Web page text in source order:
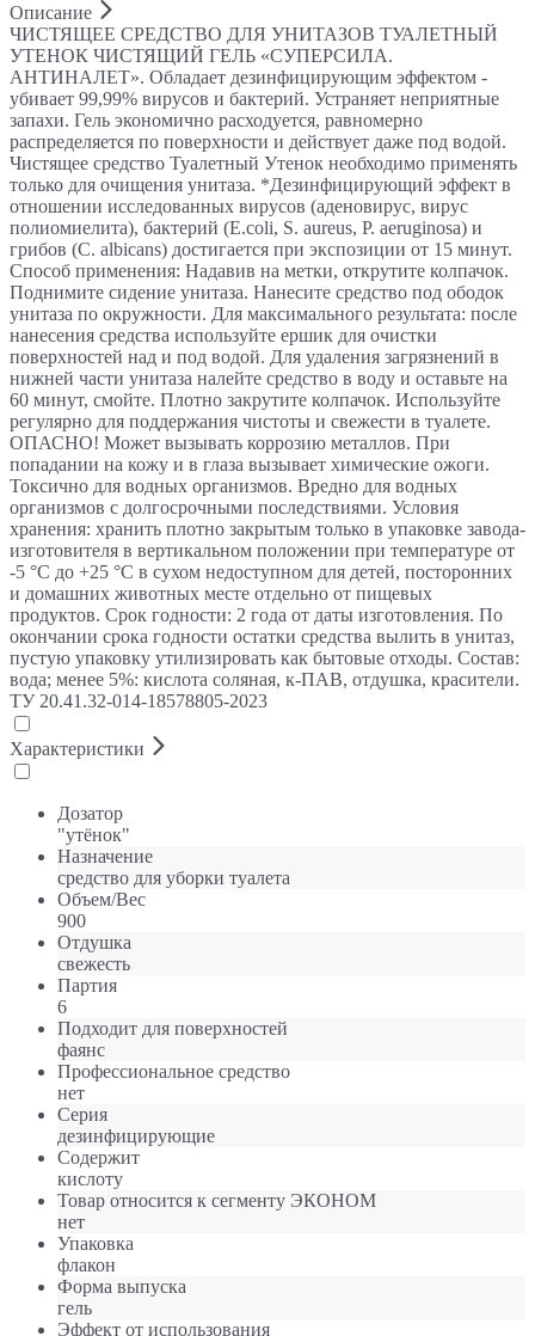
Описание
ЧИСТЯЩЕЕ СРЕДСТВО ДЛЯ УНИТАЗОВ ТУАЛЕТНЫЙ
УТЕНОК ЧИСТЯЩИЙ ГЕЛЬ «СУПЕРСИЛА.
АНТИНАЛЕТ». Обладает дезинфицирующим эффектом -
убивает 99,99% вирусов и бактерий. Устраняет неприятные
запахи. Гель экономично расходуется, равномерно
распределяется по поверхности и действует даже под водой.
Чистящее средство Туалетный Утенок необходимо применять
только для очищения унитаза. *Дезинфицирующий эффект в
отношении исследованных вирусов (аденовирус, вирус
полиомиелита), бактерий (E.coli, S. aureus, P. aeruginosa) и
грибов (C. albicans) достигается при экспозиции от 15 минут.
Способ применения: Надавив на метки, открутите колпачок.
Поднимите сидение унитаза. Нанесите средство под ободок
унитаза по окружности. Для максимального результата: после
нанесения средства используйте ершик для очистки
поверхностей над и под водой. Для удаления загрязнений в
нижней части унитаза налейте средство в воду и оставьте на
60 минут, смойте. Плотно закрутите колпачок. Используйте
регулярно для поддержания чистоты и свежести в туалете.
ОПАСНО! Может вызывать коррозию металлов. При
попадании на кожу и в глаза вызывает химические ожоги.
Токсично для водных организмов. Вредно для водных
организмов с долгосрочными последствиями. Условия
хранения: хранить плотно закрытым только в упаковке завода-
изготовителя в вертикальном положении при температуре от
-5 °С до +25 °С в сухом недоступном для детей, посторонних
и домашних животных месте отдельно от пищевых
продуктов. Срок годности: 2 года от даты изготовления. По
окончании срока годности остатки средства вылить в унитаз,
пустую упаковку утилизировать как бытовые отходы. Состав:
вода; менее 5%: кислота соляная, к-ПАВ, отдушка, красители.
ТУ 20.41.32-014-18578805-2023
Характеристики
Дозатор
"утёнок"
Назначение
средство для уборки туалета
Объем/Вес
900
Отдушка
свежесть
Партия
6
Подходит для поверхностей
фаянс
Профессиональное средство
нет
Серия
дезинфицирующие
Содержит
кислоту
Товар относится к сегменту ЭКОНОМ
нет
Упаковка
флакон
Форма выпуска
гель
Эффект от использования